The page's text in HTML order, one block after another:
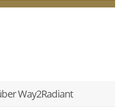
kann.
wir machen euch ein
Way2Radiant